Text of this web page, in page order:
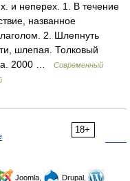
и неперех. 1. В течение
названное
2. Шлепнуть
шлепая. Толковый
2000 …
Современный
18+
Joomla,
Drupal,